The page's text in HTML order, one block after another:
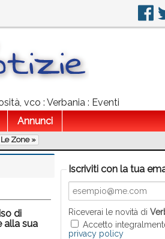
vco : Verbania : Eventi
Annunci
Zone »
di
alla sua
Iscriviti con la tua
Riceverai le novità di
Accetto
privacy policy